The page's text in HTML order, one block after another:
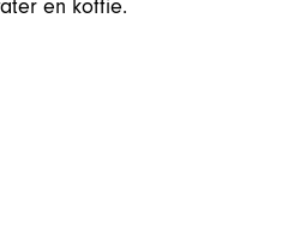
en koffie.